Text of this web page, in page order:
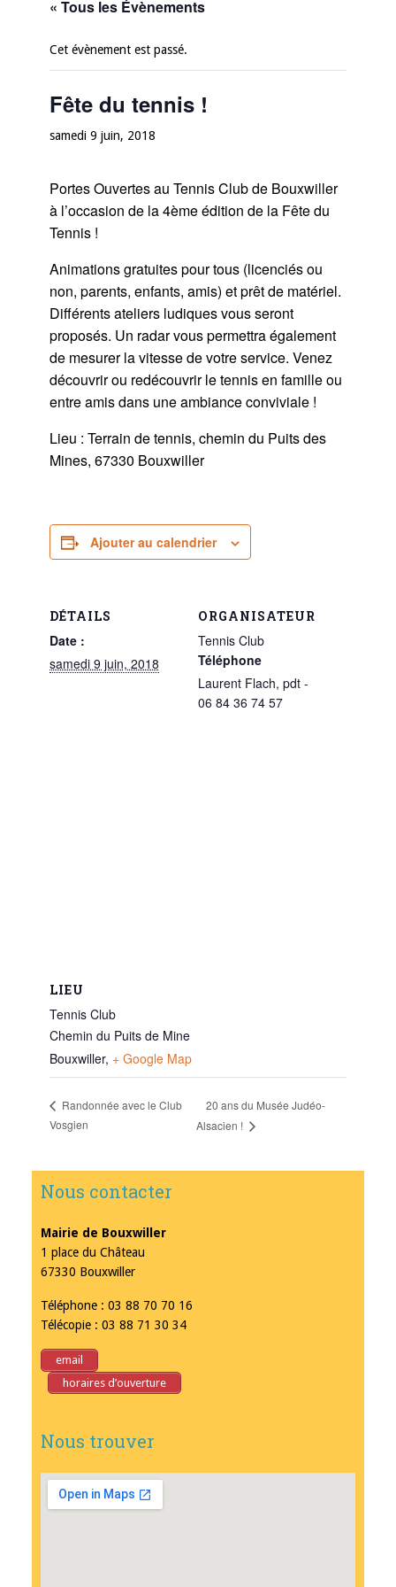
« Tous les Évènements
Cet évènement est passé.
Fête du tennis !
samedi 9 juin, 2018
Portes Ouvertes au Tennis Club de Bouxwiller
à l’occasion de la 4ème édition de la Fête du
Tennis !
Animations gratuites pour tous (licenciés ou
non, parents, enfants, amis) et prêt de matériel.
Différents ateliers ludiques vous seront
proposés. Un radar vous permettra également
de mesurer la vitesse de votre service. Venez
découvrir ou redécouvrir le tennis en famille ou
entre amis dans une ambiance conviviale !
Lieu : Terrain de tennis, chemin du Puits des
Mines, 67330 Bouxwiller
Ajouter au calendrier
DÉTAILS
Date :
samedi 9 juin, 2018
ORGANISATEUR
Tennis Club
Téléphone
Laurent Flach, pdt -
06 84 36 74 57
LIEU
Tennis Club
Chemin du Puits de Mine
Bouxwiller, + Google Map
Randonnée avec le Club
Vosgien
20 ans du Musée Judéo-
Alsacien !
Nous contacter
Mairie de Bouxwiller
1 place du Château
67330 Bouxwiller
Téléphone : 03 88 70 70 16
Télécopie : 03 88 71 30 34
email
horaires d’ouverture
Nous trouver